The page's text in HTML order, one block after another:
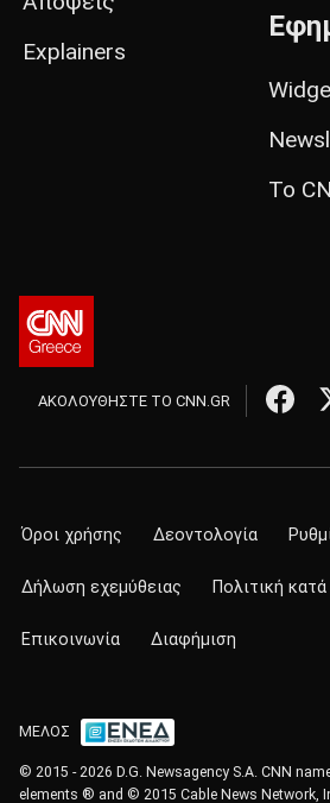
Explainers
Το
ΑΚΟΛΟΥΘΗΣΤΕ ΤΟ CNN.GR
Όροι χρήσης Δεοντολογία
Δήλωση εχεμύθειας Πολιτική
Επικοινωνία Διαφήμιση
ΜΕΛΟΣ
© 2015 - 2026 D.G. Newsagency S.A. CNN
elements ® and © 2015 Cable News Network,